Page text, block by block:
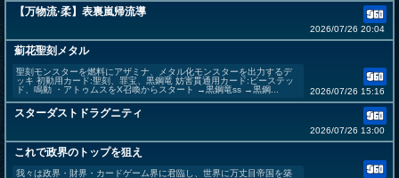
【万物流·柔】表裏嵐帰流導
2026/07/26 20:04
薊花聖刻メタル
聖刻モンスターを燃料にアザミナ、メタル化モンスターを出力するデ
ッキ 初動用カード:聖刻、罪宝、黒鋼竜 妨害貫通用カード:ビーステッ
ド、鳴動 ・アトゥムスをX召喚からスタート →黒鋼竜ss →黒鋼...
2026/07/26 15:16
スターダストドラグニティ
2026/07/26 13:00
これで政界のトップを狙え
我々は政界・財界・カードゲーム界に君臨し、世界に万丈目帝国を築